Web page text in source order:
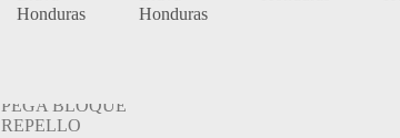
PEGA BLOQUE
REPELLO